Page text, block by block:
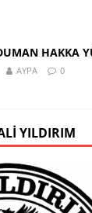
HAKKA
AYPA 0
YILDIRIM